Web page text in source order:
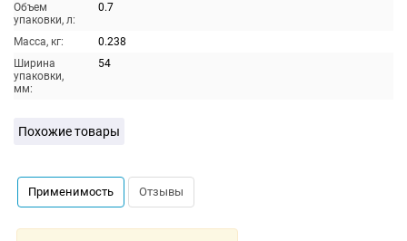
Объем
упаковки, л:
0.7
Масса, кг:
0.238
Ширина
упаковки,
мм:
54
Похожие товары
Применимость Отзывы